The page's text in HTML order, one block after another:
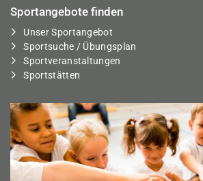
Sportangebote finden
Unser Sportangebot
Sportsuche / Übungsplan
Sportveranstaltungen
Sportstätten